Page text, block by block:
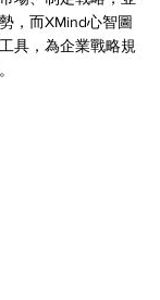
，而XMind心智圖
具，為企業戰略規